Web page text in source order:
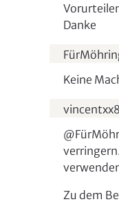
Danke
Keine
Zu dem